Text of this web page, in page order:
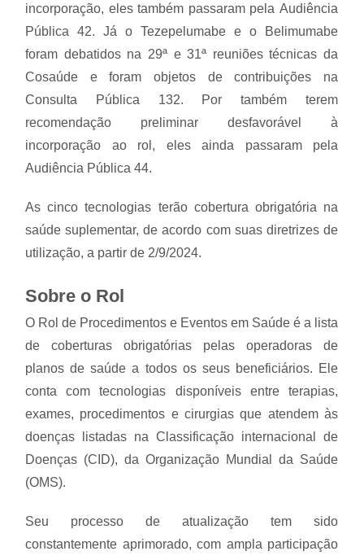
incorporação, eles também passaram pela Audiência
Pública 42. Já o Tezepelumabe e o Belimumabe
foram debatidos na 29ª e 31ª reuniões técnicas da
Cosaúde e foram objetos de contribuições na
Consulta Pública 132. Por também terem
recomendação preliminar desfavorável à
incorporação ao rol, eles ainda passaram pela
Audiência Pública 44.
As cinco tecnologias terão cobertura obrigatória na
saúde suplementar, de acordo com suas diretrizes de
utilização, a partir de 2/9/2024.
Sobre o Rol
O Rol de Procedimentos e Eventos em Saúde é a lista
de coberturas obrigatórias pelas operadoras de
planos de saúde a todos os seus beneficiários. Ele
conta com tecnologias disponíveis entre terapias,
exames, procedimentos e cirurgias que atendem às
doenças listadas na Classificação internacional de
Doenças (CID), da Organização Mundial da Saúde
(OMS).
Seu processo de atualização tem sido
constantemente aprimorado, com ampla participação